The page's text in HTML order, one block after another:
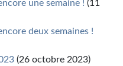
une semaine ! (11
deux semaines !
(26 octobre 2023)